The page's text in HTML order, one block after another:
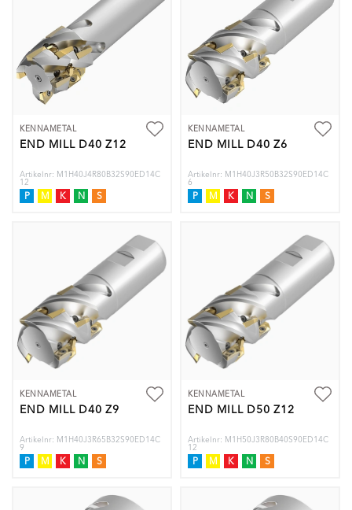
KENNAMETAL
END MILL D40 Z12
Artikelnr: M1H40J4R80B32S90ED14C
12
P M K N S
KENNAMETAL
END MILL D40 Z6
Artikelnr: M1H40J3R50B32S90ED14C
6
P M K N S
KENNAMETAL
END MILL D40 Z9
Artikelnr: M1H40J3R65B32S90ED14C
9
P M K N S
KENNAMETAL
END MILL D50 Z12
Artikelnr: M1H50J3R80B40S90ED14C
12
P M K N S